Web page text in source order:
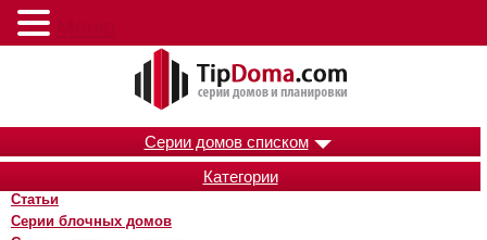
Серии домов списком
Категории
Статьи
Серии блочных домов